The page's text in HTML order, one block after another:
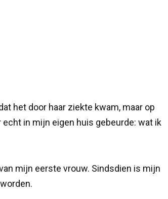
het door haar ziekte kwam, maar op
in mijn eigen huis gebeurde: wat ik
mijn eerste vrouw. Sindsdien is mijn